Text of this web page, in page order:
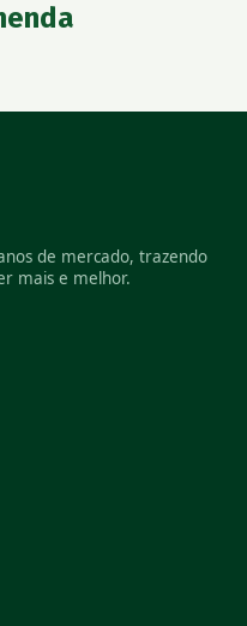
de mercado, trazendo
mais e melhor.